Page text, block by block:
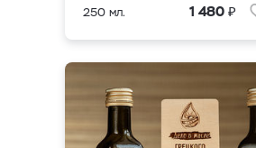
250 мл. 1 480 ₽